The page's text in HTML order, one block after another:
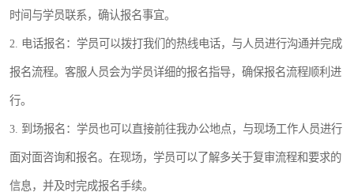
时间与学员联系，确认报名事宜。
2. 电话报名：学员可以拨打我们的热线电话，与人员进行沟通并完成
报名流程。客服人员会为学员详细的报名指导，确保报名流程顺利进
行。
3. 到场报名：学员也可以直接前往我办公地点，与现场工作人员进行
面对面咨询和报名。在现场，学员可以了解多关于复审流程和要求的
信息，并及时完成报名手续。